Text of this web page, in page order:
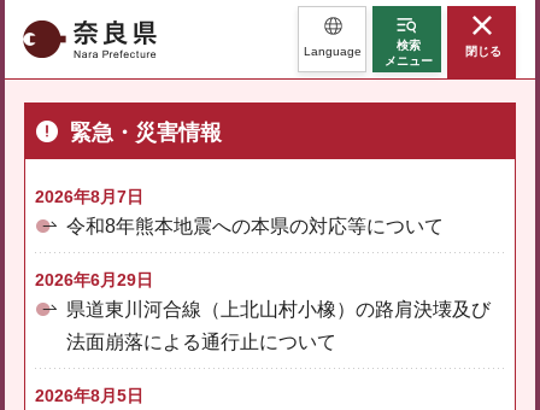
奈良県 Language
検索
メニュー
閉じる
緊急・災害情報
2026年8月7日
令和8年熊本地震への本県の対応等について
2026年6月29日
県道東川河合線（上北山村小橡）の路肩決壊及び
法面崩落による通行止について
2026年8月5日